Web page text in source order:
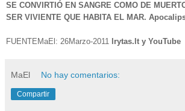
SE CONVIRTIÓ EN SANGRE COMO DE
SER VIVIENTE QUE HABITA EL MAR.
FUENTEMaEl: 26Marzo-2011 lrytas.lt y YouTube
MaEl No hay comentarios:
Compartir